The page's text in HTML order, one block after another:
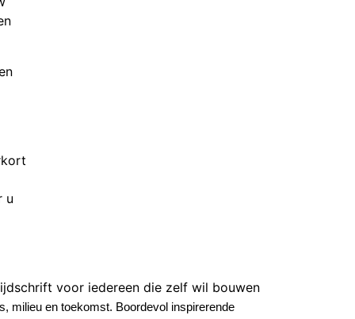
u
voor iedereen die zelf wil bouwen
milieu en toekomst. Boordevol inspirerende